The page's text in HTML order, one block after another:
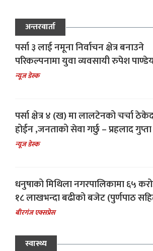
अन्तरवार्ता
पर्सा ३ लाई नमूना निर्वाचन क्षेत्र बनाउने
परिकल्पनामा युवा व्यवसायी रुपेश
न्यूज डेस्क
पर्सा क्षेत्र ४ (ख) मा लालटेनको चर्चा
होईन ,जनताको सेवा गर्छु – प्रहलाद गुप्ता
न्यूज डेस्क
धनुषाको मिथिला नगरपालिकामा ६५
१८ लाखभन्दा बढीको बजेट (पुर्णपाठ
बीरगंज एक्सप्रेस
स्वास्थ्य